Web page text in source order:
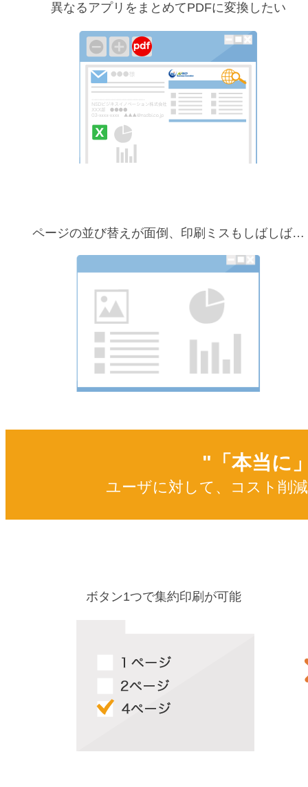
異なるアプリをまとめてPDFに変換したい
ページの並び替えが面倒、印刷ミスもしばしば…
"「本当に
ユーザに対して、コスト削
ボタン1つで集約印刷が可能